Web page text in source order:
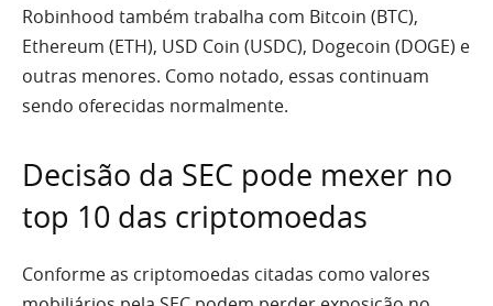
Robinhood também trabalha com Bitcoin (BTC),
Ethereum (ETH), USD Coin (USDC), Dogecoin (DOGE) e
outras menores. Como notado, essas continuam
sendo oferecidas normalmente.
Decisão da SEC pode mexer no
top 10 das criptomoedas
Conforme as criptomoedas citadas como valores